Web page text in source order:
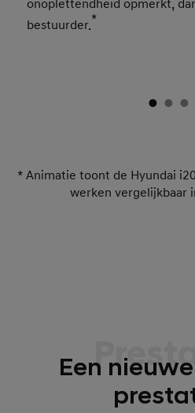
onoplettendheid opmerkt,
bestuurder.*
* Animatie toont de Hyundai
werken vergelijkbaar
Een